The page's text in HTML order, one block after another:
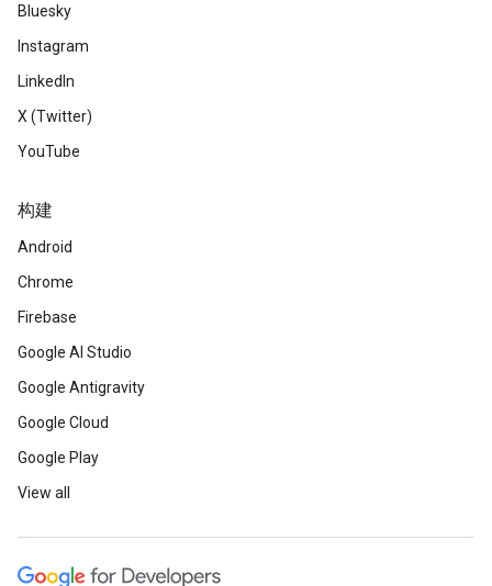
Bluesky
Instagram
LinkedIn
X (Twitter)
YouTube
构建
Android
Chrome
Firebase
Google AI Studio
Google Antigravity
Google Cloud
Google Play
View all